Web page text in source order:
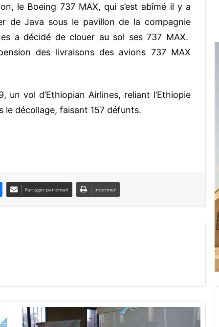
le Boeing 737 MAX, qui s’est abîmé il y a
de Java sous le pavillon de la compagnie
a décidé de clouer au sol ses 737 MAX.
des livraisons des avions 737 MAX
un vol d’Ethiopian Airlines, reliant l’Ethiopie
le décollage, faisant 157 défunts.
Partager par email Imprimer
B
u